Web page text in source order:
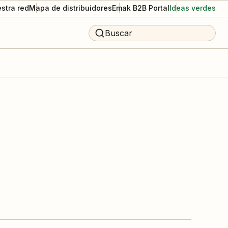
redMapa de distribuidoresEmak B2B PortalIdeas verdes
Buscar